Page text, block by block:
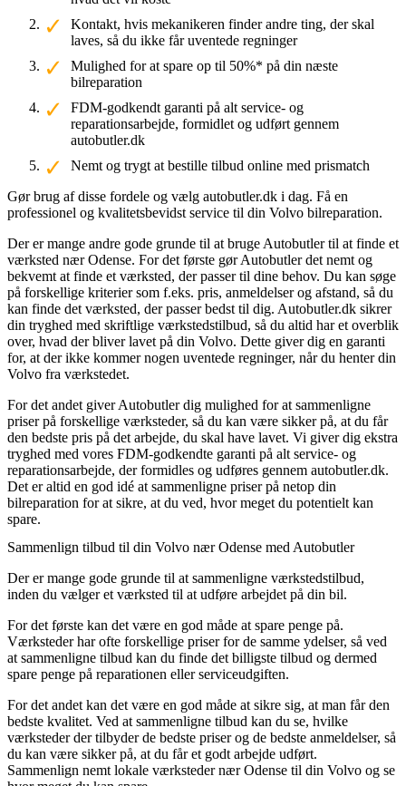
Kontakt, hvis mekanikeren finder andre ting, der skal
laves, så du ikke får uventede regninger
Mulighed for at spare op til 50%* på din næste
bilreparation
FDM-godkendt garanti på alt service- og
reparationsarbejde, formidlet og udført gennem
autobutler.dk
Nemt og trygt at bestille tilbud online med prismatch
Gør brug af disse fordele og vælg autobutler.dk i dag. Få en
professionel og kvalitetsbevidst service til din Volvo bilreparation.
Der er mange andre gode grunde til at bruge Autobutler til at finde et
værksted nær Odense. For det første gør Autobutler det nemt og
bekvemt at finde et værksted, der passer til dine behov. Du kan søge
på forskellige kriterier som f.eks. pris, anmeldelser og afstand, så du
kan finde det værksted, der passer bedst til dig. Autobutler.dk sikrer
din tryghed med skriftlige værkstedstilbud, så du altid har et overblik
over, hvad der bliver lavet på din Volvo. Dette giver dig en garanti
for, at der ikke kommer nogen uventede regninger, når du henter din
Volvo fra værkstedet.
For det andet giver Autobutler dig mulighed for at sammenligne
priser på forskellige værksteder, så du kan være sikker på, at du får
den bedste pris på det arbejde, du skal have lavet. Vi giver dig ekstra
tryghed med vores FDM-godkendte garanti på alt service- og
reparationsarbejde, der formidles og udføres gennem autobutler.dk.
Det er altid en god idé at sammenligne priser på netop din
bilreparation for at sikre, at du ved, hvor meget du potentielt kan
spare.
Sammenlign tilbud til din Volvo nær Odense med Autobutler
Der er mange gode grunde til at sammenligne værkstedstilbud,
inden du vælger et værksted til at udføre arbejdet på din bil.
For det første kan det være en god måde at spare penge på.
Værksteder har ofte forskellige priser for de samme ydelser, så ved
at sammenligne tilbud kan du finde det billigste tilbud og dermed
spare penge på reparationen eller serviceudgiften.
For det andet kan det være en god måde at sikre sig, at man får den
bedste kvalitet. Ved at sammenligne tilbud kan du se, hvilke
værksteder der tilbyder de bedste priser og de bedste anmeldelser, så
du kan være sikker på, at du får et godt arbejde udført.
Sammenlign nemt lokale værksteder nær Odense til din Volvo og se